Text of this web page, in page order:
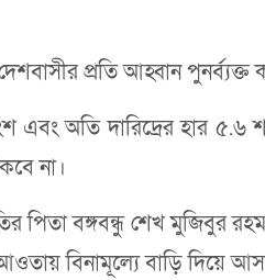
দেশবাসীর প্রতি আহ্বান
এবং অতি দারিদ্রের হার
না।
পিতা বঙ্গবন্ধু শেখ মুজিবুর
বিনামূল্যে বাড়ি দিয়ে